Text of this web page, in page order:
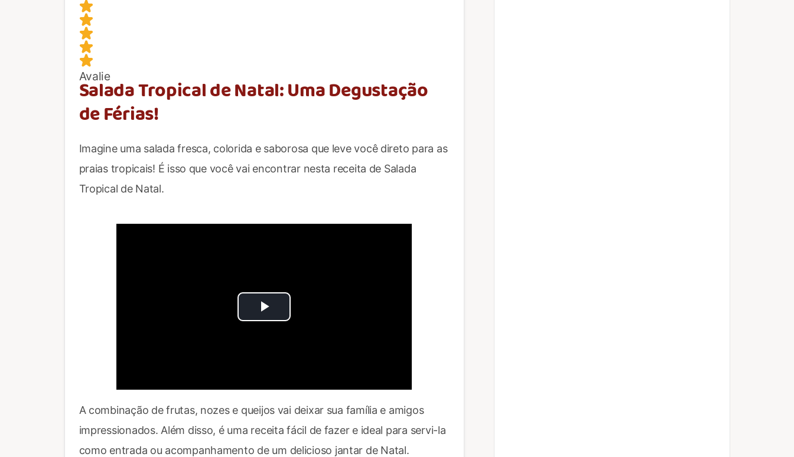
Avalie
Salada Tropical de Natal: Uma Degustação
de Férias!
Imagine uma salada fresca, colorida e saborosa que leve você direto para as
praias tropicais! É isso que você vai encontrar nesta receita de Salada
Tropical de Natal.
Play
A combinação de frutas, nozes e queijos vai deixar sua família e amigos
impressionados. Além disso, é uma receita fácil de fazer e ideal para servi-la
como entrada ou acompanhamento de um delicioso jantar de Natal.